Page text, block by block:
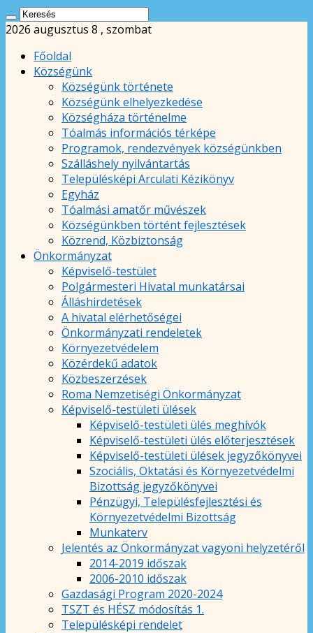
2026 augusztus 8 , szombat
Főoldal
Községünk
Községünk története
Községünk elhelyezkedése
Községháza történelme
Tóalmás információs térképe
Programok, rendezvények községünkben
Szálláshely nyilvántartás
Településképi Arculati Kézikönyv
Egyház
Tóalmási amatőr művészek
Községünkben történt fejlesztések
Közrend, Közbiztonság
Önkormányzat
Képviselő-testület
Polgármesteri Hivatal munkatársai
Álláshirdetések
A hivatal elérhetőségei
Önkormányzati rendeletek
Környezetvédelem
Közérdekű adatok
Közbeszerzések
Roma Nemzetiségi Önkormányzat
Képviselő-testületi ülések
Képviselő-testületi ülés meghívók
Képviselő-testületi ülés előterjesztések
Képviselő-testületi ülések jegyzőkönyvei
Szociális, Oktatási és Környezetvédelmi
Bizottság jegyzőkönyvei
Pénzügyi, Településfejlesztési és
Környezetvédelmi Bizottság
Munkaterv
Jelentés az Önkormányzat vagyoni helyzetéről
2014-2019 időszak
2006-2010 időszak
Gazdasági Program 2020-2024
TSZT és HÉSZ módosítás 1.
Településképi rendelet